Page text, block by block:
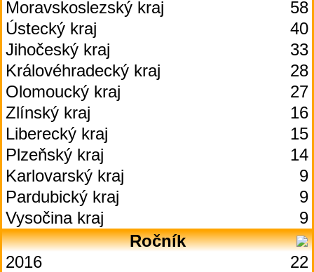
Moravskoslezský kraj
58
Ústecký kraj
40
Jihočeský kraj
33
Královéhradecký kraj
28
Olomoucký kraj
27
Zlínský kraj
16
Liberecký kraj
15
Plzeňský kraj
14
Karlovarský kraj
9
Pardubický kraj
9
Vysočina kraj
9
Ročník
2016
22